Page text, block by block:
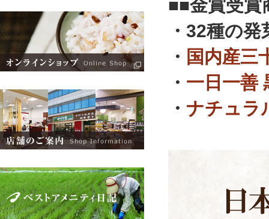
■■金賞受賞
・32種の
・ 国内産三
・ 一日一善
・ ナチュラ